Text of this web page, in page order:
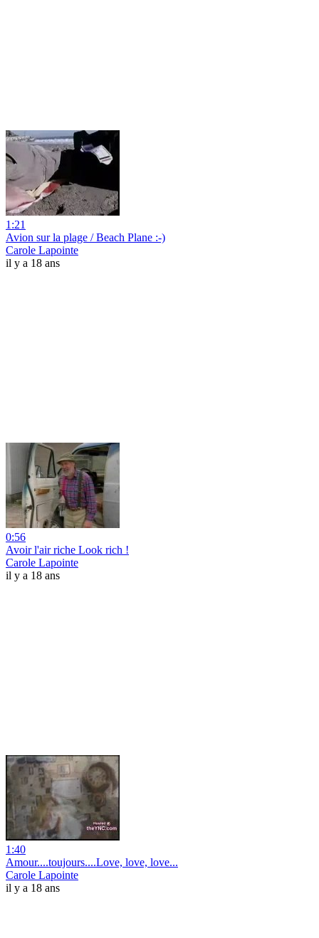
1:21
Avion sur la plage / Beach Plane :-)
Carole Lapointe
il y a 18 ans
0:56
Avoir l'air riche Look rich !
Carole Lapointe
il y a 18 ans
1:40
Amour....toujours....Love, love, love...
Carole Lapointe
il y a 18 ans